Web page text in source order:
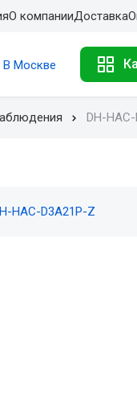
О компанииДоставка
Москве
DH-